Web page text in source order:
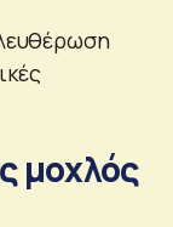
μοχλός